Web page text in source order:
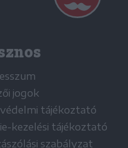
jogok
tájékoztató
kezelési tájékoztató
szabályzat